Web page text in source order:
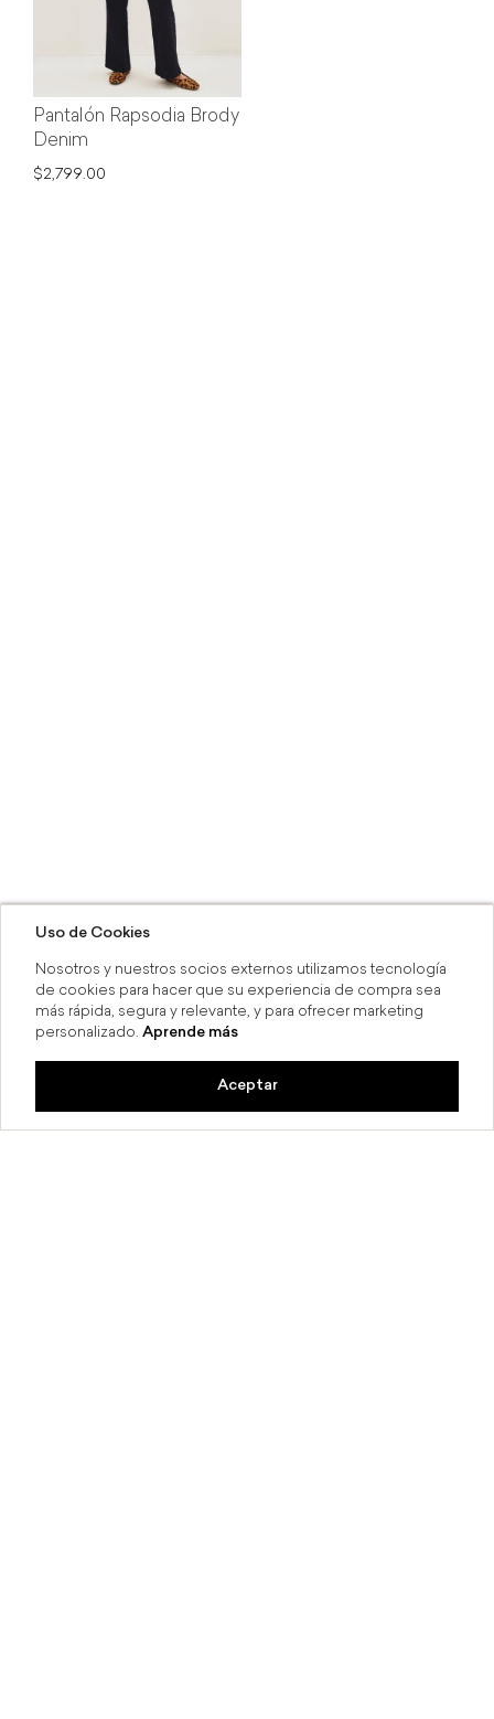
Pantalón Rapsodia Brody
Denim
$2,799.00
Uso de Cookies
Nosotros y nuestros socios externos utilizamos tecnología
de cookies para hacer que su experiencia de compra sea
más rápida, segura y relevante, y para ofrecer marketing
personalizado. Aprende más
Aceptar
6 MSI Compra en línea y recoge en